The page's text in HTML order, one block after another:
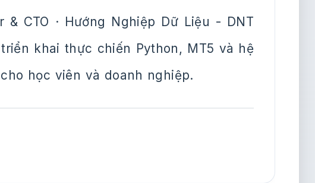
CTO · Hướng Nghiệp Dữ Liệu - DNT
khai thực chiến Python, MT5 và hệ
học viên và doanh nghiệp.